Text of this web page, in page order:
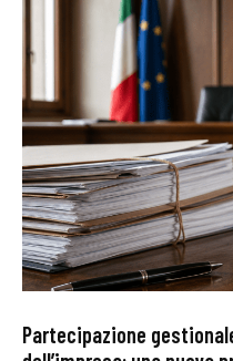
Partecipazione